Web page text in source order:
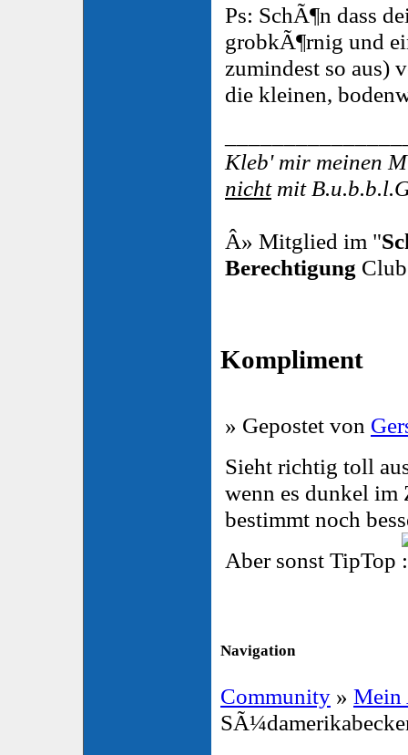
Ps: SchÃ¶n dass
grobkÃ¶rnig und
zumindest so aus)
die kleinen,
Kleb' mir meinen
nichtmit
Â» Mitglied im "
Berechtigung
Kompliment
» Gepostet von
Sieht richtig toll
wenn es dunkel im
bestimmt noch
Aber sonst TipTop
Navigation
Community » Mein